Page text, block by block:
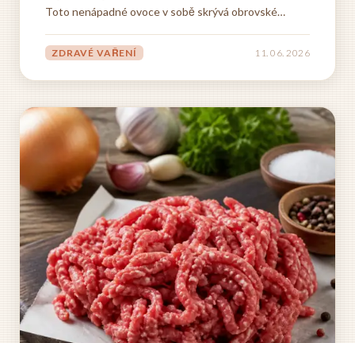
Toto nenápadné ovoce v sobě skrývá obrovské
prokazatelně pozitivní vliv na naše zdraví. Pokud
ZDRAVÉ VAŘENÍ 11. 06. 2026